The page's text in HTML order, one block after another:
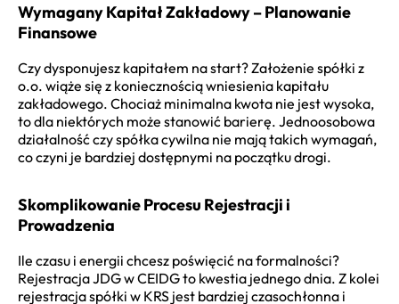
Wymagany Kapitał Zakładowy – Planowanie
Finansowe
Czy dysponujesz kapitałem na start? Założenie spółki z
o.o. wiąże się z koniecznością wniesienia kapitału
zakładowego. Chociaż minimalna kwota nie jest wysoka,
to dla niektórych może stanowić barierę. Jednoosobowa
działalność czy spółka cywilna nie mają takich wymagań,
co czyni je bardziej dostępnymi na początku drogi.
Skomplikowanie Procesu Rejestracji i
Prowadzenia
Ile czasu i energii chcesz poświęcić na formalności?
Rejestracja JDG w CEIDG to kwestia jednego dnia. Z kolei
rejestracja spółki w KRS jest bardziej czasochłonna i